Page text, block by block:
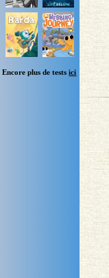
Encore plus de testsici